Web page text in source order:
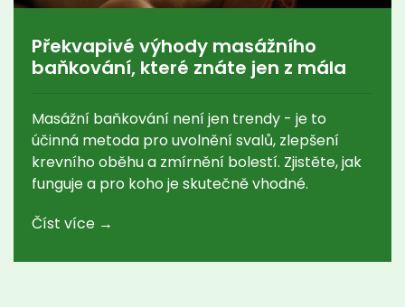
Překvapivé výhody masážního
baňkování, které znáte jen z mála
Masážní baňkování není jen trendy - je to
účinná metoda pro uvolnění svalů, zlepšení
krevního oběhu a zmírnění bolestí. Zjistěte, jak
funguje a pro koho je skutečně vhodné.
Číst více →